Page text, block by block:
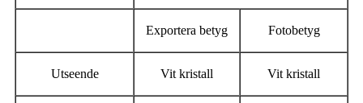
Exportera betyg Fotobetyg
Utseende Vit kristall Vit kristall